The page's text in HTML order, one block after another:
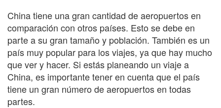
China tiene una gran cantidad de aeropuertos en
comparación con otros países. Esto se debe en
parte a su gran tamaño y población. También es un
país muy popular para los viajes, ya que hay mucho
que ver y hacer. Si estás planeando un viaje a
China, es importante tener en cuenta que el país
tiene un gran número de aeropuertos en todas
partes.